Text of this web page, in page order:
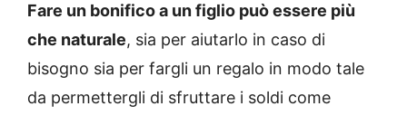
Fare un bonifico a un figlio può essere più
che naturale, sia per aiutarlo in caso di
bisogno sia per fargli un regalo in modo tale
da permettergli di sfruttare i soldi come